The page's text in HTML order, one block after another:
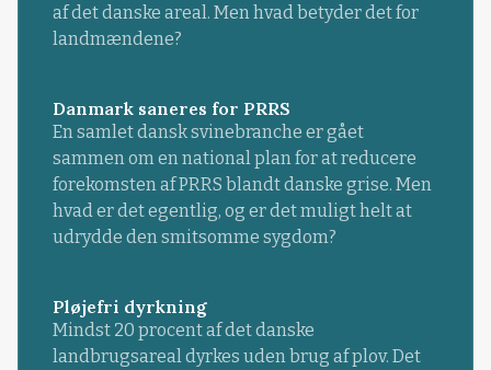
af det danske areal. Men hvad betyder det for
landmændene?
Danmark saneres for PRRS
En samlet dansk svinebranche er gået
sammen om en national plan for at reducere
forekomsten af PRRS blandt danske grise. Men
hvad er det egentlig, og er det muligt helt at
udrydde den smitsomme sygdom?
Pløjefri dyrkning
Mindst 20 procent af det danske
landbrugsareal dyrkes uden brug af plov. Det